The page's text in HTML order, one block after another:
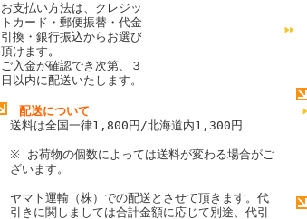
お支払い方法は、クレジッ
トカード・郵便振替・代金
引換・銀行振込からお選び
頂けます。
ご入金が確認でき次第、３
日以内に配送いたします。
配送について
送料は全国一律1,800円/北海道内1,300円
※ お荷物の個数によっては送料が変わる場合がご
ざいます。
ヤマト運輸（株）での配送とさせて頂きます。代
引きに関しましては合計金額に応じて別途、代引